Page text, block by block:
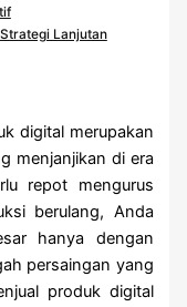
Lanjutan
digital merupakan
menjanjikan di era
repot mengurus
berulang, Anda
hanya dengan
persaingan yang
produk digital